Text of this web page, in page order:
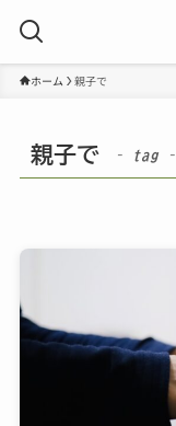
ホーム 親子で
親子で – tag –